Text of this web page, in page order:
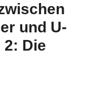
und U-
2: Die